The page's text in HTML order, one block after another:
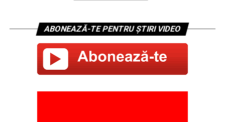
ABONEAZĂ-TE PENTRU ȘTIRI VIDEO